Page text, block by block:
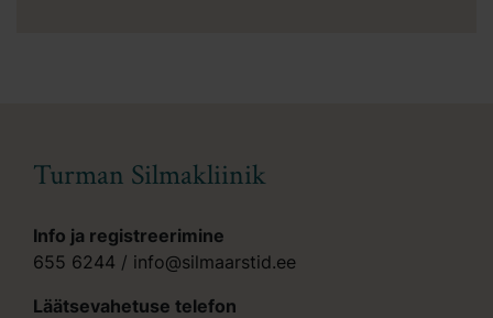
Turman Silmakliinik
Info ja registreerimine
655 6244 / info@silmaarstid.ee
Läätsevahetuse telefon